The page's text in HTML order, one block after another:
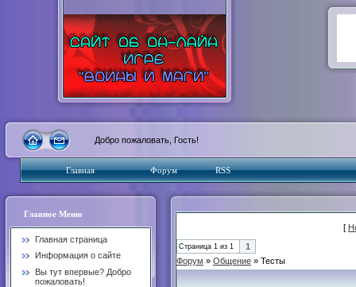
Добро пожаловать, Гость!
Главная Форум RSS
Главное Меню
Главная страница
Информация о сайте
Вы тут впервые? Добро
пожаловать!
[
Страница 1 из 1
1
Форум » Общение » Тесты